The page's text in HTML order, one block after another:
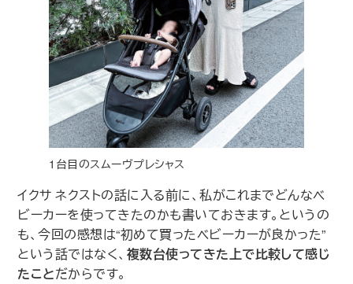
1台目のスムーヴプレシャス
イクサ ネクストの話に入る前に、私がこれまでどんなベ
ビーカーを使ってきたのかも書いておきます。というの
も、今回の感想は“初めて買ったベビーカーが良かった”
という話ではなく、 複数台使ってきた上で比較して感じ
たことだからです。